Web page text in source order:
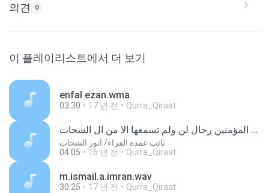
의견 0
이 플레이리스트에서 더 보기
enfal ezan.wma
03:30 17 년 전 Qurra_Qiraat
من المؤمنين رجال لن ولم تسمعها الا من آل الشحات
نائب عمدة القراء/ أنور الشحات
04:05
16 년 전 Qurra_Qiraat
m.ismail.a.imran.wav
30:25 17 년 전 Qurra_Qiraat